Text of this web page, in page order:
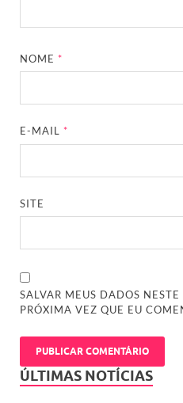
NOME*
E-MAIL*
SITE
SALVAR MEUS DADOS
PRÓXIMA VEZ QUE EU
ÚLTIMAS NOTÍCIAS